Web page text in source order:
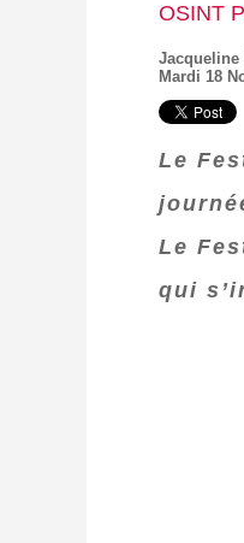
OSINT
Jacqueline
Mardi 18
Le
Le
qui